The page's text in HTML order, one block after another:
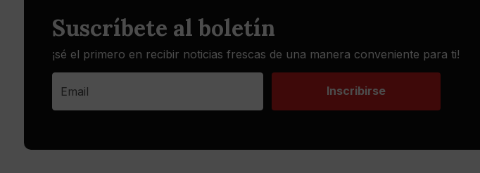
Suscríbete al boletín
¡sé el primero en recibir noticias frescas de una manera conveniente para ti!
Inscribirse